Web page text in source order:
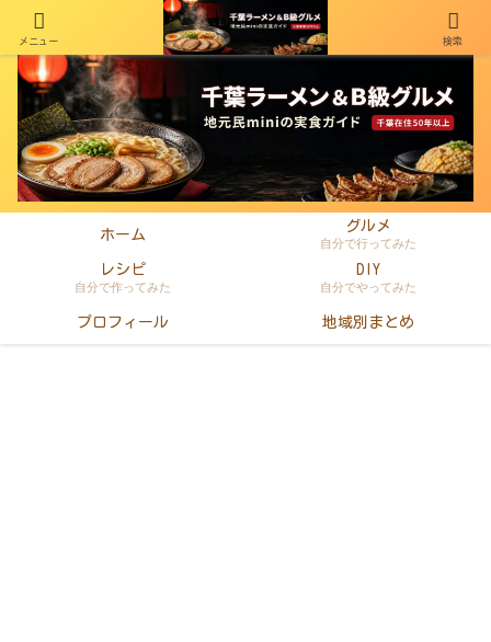
千葉在住50年以上のminiがラーメン・町中華・B級グルメを本音レビュー
ホーム
グルメ
自分で行ってみた
レシピ
自分で作ってみた
DIY
自分でやってみた
プロフィール 地域別まとめ
メニュー 検索